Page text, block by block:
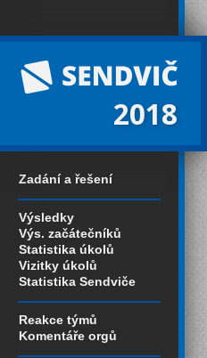
2018
Zadání a řešení
Výsledky
Výs. začátečníků
Statistika úkolů
Vizitky úkolů
Statistika Sendviče
Reakce týmů
Komentáře orgů